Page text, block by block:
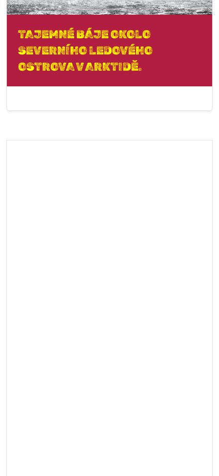
TAJEMNÉ BÁJE OKOLO
SEVERNÍHO LEDOVÉHO
OSTROVA V ARKTIDĚ.